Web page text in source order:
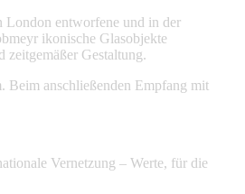
London entworfene und in der
ikonische Glasobjekte
zeitgemäßer Gestaltung.
Beim anschließenden Empfang mit
Vernetzung – Werte, für die